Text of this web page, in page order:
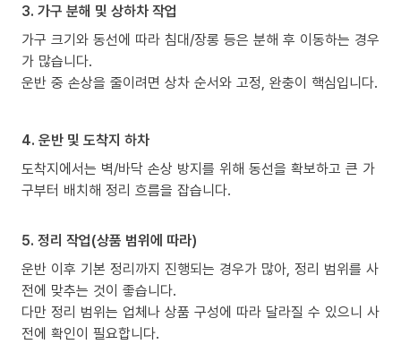
3. 가구 분해 및 상하차 작업
가구 크기와 동선에 따라 침대/장롱 등은 분해 후 이동하는 경우
가 많습니다.
운반 중 손상을 줄이려면 상차 순서와 고정, 완충이 핵심입니다.
4. 운반 및 도착지 하차
도착지에서는 벽/바닥 손상 방지를 위해 동선을 확보하고 큰 가
구부터 배치해 정리 흐름을 잡습니다.
5. 정리 작업(상품 범위에 따라)
운반 이후 기본 정리까지 진행되는 경우가 많아, 정리 범위를 사
전에 맞추는 것이 좋습니다.
다만 정리 범위는 업체나 상품 구성에 따라 달라질 수 있으니 사
전에 확인이 필요합니다.